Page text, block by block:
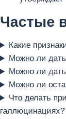
Частые
Какие
Можно ли
Можно ли
Можно ли
Что делать
галлюцинациях?